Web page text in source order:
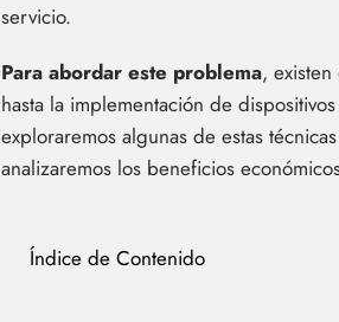
servicio.
Para abordar este problema,
hasta la implementación de
exploraremos algunas de estas
analizaremos los beneficios
Índice de Contenido